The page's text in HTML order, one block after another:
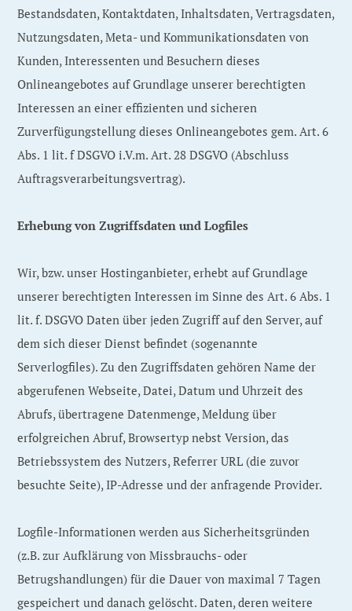
Bestandsdaten, Kontaktdaten, Inhaltsdaten, Vertragsdaten,
Nutzungsdaten, Meta- und Kommunikationsdaten von
Kunden, Interessenten und Besuchern dieses
Onlineangebotes auf Grundlage unserer berechtigten
Interessen an einer effizienten und sicheren
Zurverfügungstellung dieses Onlineangebotes gem. Art. 6
Abs. 1 lit. f DSGVO i.V.m. Art. 28 DSGVO (Abschluss
Auftragsverarbeitungsvertrag).
Erhebung von Zugriffsdaten und Logfiles
Wir, bzw. unser Hostinganbieter, erhebt auf Grundlage
unserer berechtigten Interessen im Sinne des Art. 6 Abs. 1
lit. f. DSGVO Daten über jeden Zugriff auf den Server, auf
dem sich dieser Dienst befindet (sogenannte
Serverlogfiles). Zu den Zugriffsdaten gehören Name der
abgerufenen Webseite, Datei, Datum und Uhrzeit des
Abrufs, übertragene Datenmenge, Meldung über
erfolgreichen Abruf, Browsertyp nebst Version, das
Betriebssystem des Nutzers, Referrer URL (die zuvor
besuchte Seite), IP-Adresse und der anfragende Provider.
Logfile-Informationen werden aus Sicherheitsgründen
(z.B. zur Aufklärung von Missbrauchs- oder
Betrugshandlungen) für die Dauer von maximal 7 Tagen
gespeichert und danach gelöscht. Daten, deren weitere